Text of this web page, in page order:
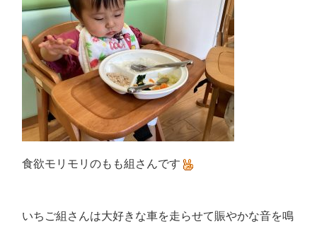
食欲モリモリのもも組さんです
いちご組さんは大好きな車を走らせて賑やかな音を鳴